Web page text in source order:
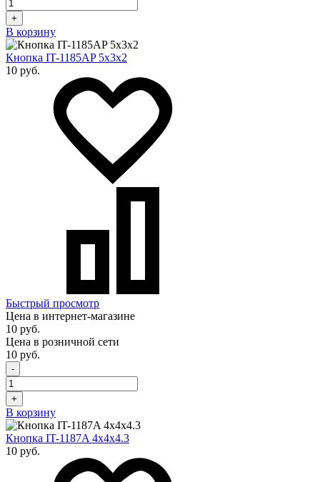
+
В корзину
Кнопка IT-1185AP 5x3х2
10 руб.
Быстрый просмотр
Цена в интернет-магазине
10 руб.
Цена в розничной сети
10 руб.
-
+
В корзину
Кнопка IT-1187A 4x4х4.3
10 руб.